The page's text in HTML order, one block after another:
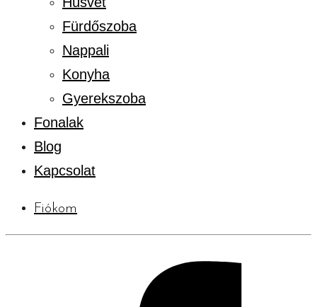
Fürdőszoba
Nappali
Konyha
Gyerekszoba
Fonalak
Blog
Kapcsolat
Fiókom